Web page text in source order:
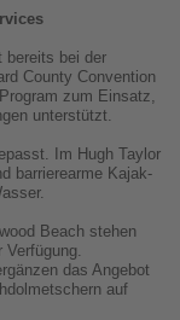
bereits bei der
County Convention
zum Einsatz,
unterstützt.
Im Hugh Taylor
barrierearme Kajak-
Beach stehen
Verfügung.
das Angebot
auf